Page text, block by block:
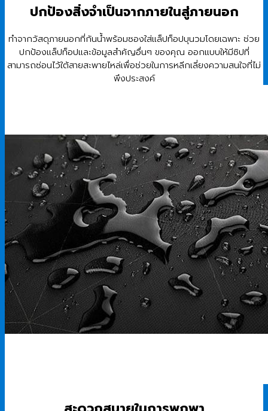
ปกป้องสิ่งจำเป็นจากภายในสู่ภายนอก
ทำจากวัสดุภายนอกที่กันน้ำพร้อมซองใส่แล็ปท็อปบุนวมโดยเฉพาะ ช่วย
ปกป้องแล็ปท็อปและข้อมูลสำคัญอื่นๆ ของคุณ ออกแบบให้มีซิปที่
สามารถซ่อนไว้ใต้สายสะพายไหล่เพื่อช่วยในการหลีกเลี่ยงความสนใจที่ไม่
พึงประสงค์